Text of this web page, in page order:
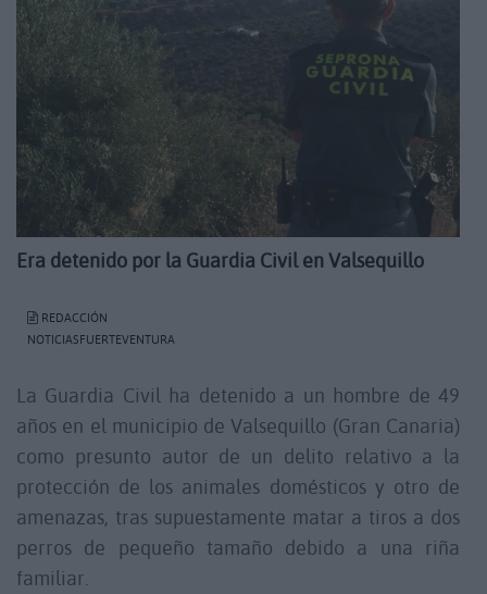
Era detenido por la Guardia Civil en Valsequillo
REDACCIÓN
NOTICIASFUERTEVENTURA
La Guardia Civil ha detenido a un hombre de 49
años en el municipio de Valsequillo (Gran Canaria)
como presunto autor de un delito relativo a la
protección de los animales domésticos y otro de
amenazas, tras supuestamente matar a tiros a dos
perros de pequeño tamaño debido a una riña
familiar.